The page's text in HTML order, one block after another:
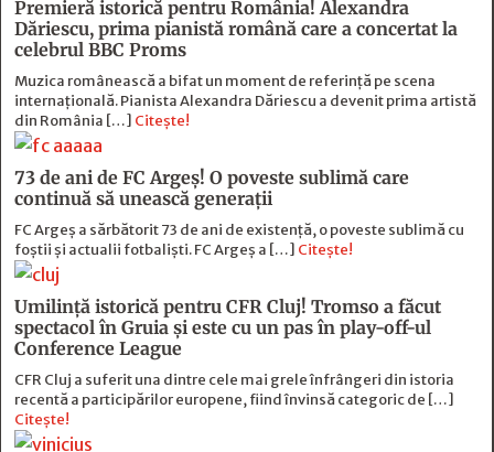
Premieră istorică pentru România! Alexandra
Dăriescu, prima pianistă română care a concertat la
celebrul BBC Proms
Muzica românească a bifat un moment de referință pe scena
internațională. Pianista Alexandra Dăriescu a devenit prima artistă
din România […] Citește!
73 de ani de FC Argeş! O poveste sublimă care
continuă să unească generaţii
FC Argeș a sărbătorit 73 de ani de existență, o poveste sublimă cu
foștii și actualii fotbaliști. FC Argeș a […] Citește!
Umilință istorică pentru CFR Cluj! Tromso a făcut
spectacol în Gruia și este cu un pas în play-off-ul
Conference League
CFR Cluj a suferit una dintre cele mai grele înfrângeri din istoria
recentă a participărilor europene, fiind învinsă categoric de […]
Citește!